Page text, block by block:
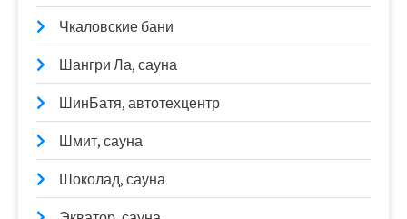
Чкаловские бани
Шангри Ла, сауна
ШинБатя, автотехцентр
Шмит, сауна
Шоколад, сауна